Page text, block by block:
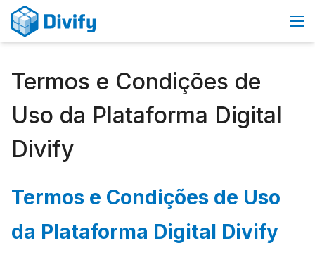
Termos e Condições de
Uso da Plataforma Digital
Divify
Termos e Condições de Uso
da Plataforma Digital Divify